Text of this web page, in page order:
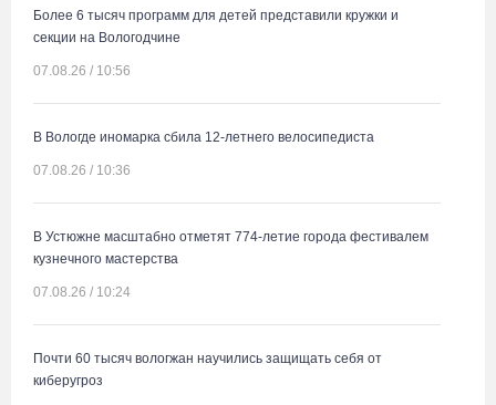
Более 6 тысяч программ для детей представили кружки и
секции на Вологодчине
07.08.26 / 10:56
В Вологде иномарка сбила 12-летнего велосипедиста
07.08.26 / 10:36
В Устюжне масштабно отметят 774-летие города фестивалем
кузнечного мастерства
07.08.26 / 10:24
Почти 60 тысяч вологжан научились защищать себя от
киберугроз